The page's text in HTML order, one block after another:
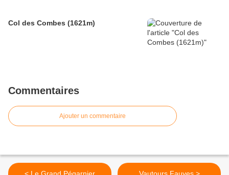
Col des Combes (1621m)
Commentaires
Ajouter un commentaire